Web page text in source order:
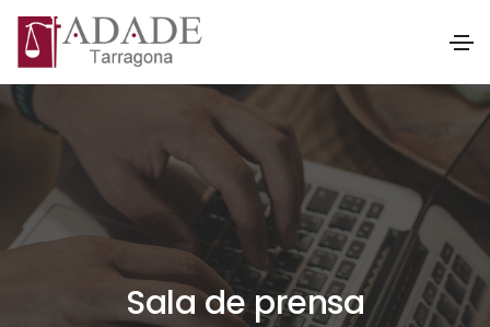
Sala de prensa